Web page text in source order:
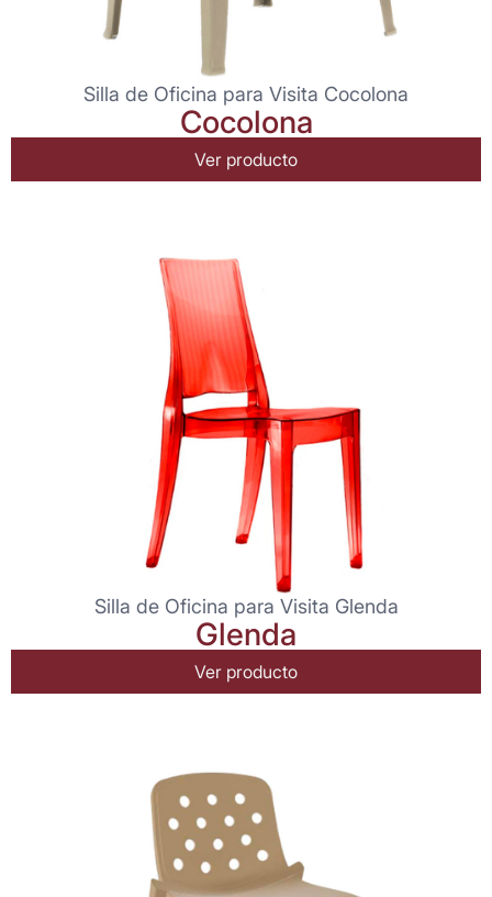
Silla de Oficina para Visita Cocolona
Cocolona
Ver producto
Silla de Oficina para Visita Glenda
Glenda
Ver producto